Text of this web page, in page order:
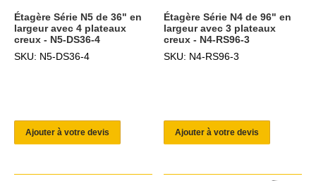
Étagère Série N5 de 36" en
largeur avec 4 plateaux
creux - N5-DS36-4
SKU: N5-DS36-4
Ajouter à votre devis
Étagère Série N4 de 96" en
largeur avec 3 plateaux
creux - N4-RS96-3
SKU: N4-RS96-3
Ajouter à votre devis